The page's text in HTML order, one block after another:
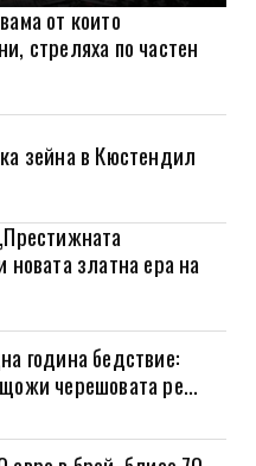
от които
стреляха по частен
зейна в Кюстендил
новата златна ера на
година бедствие:
черешовата ре...